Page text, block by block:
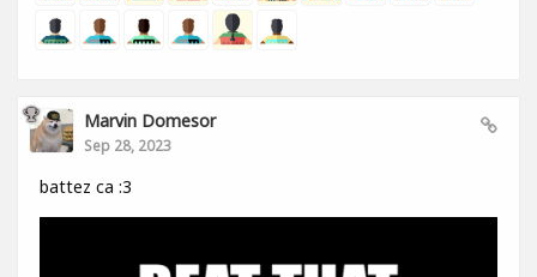
Marvin Domesor
Sep 28, 2023
battez ca :3